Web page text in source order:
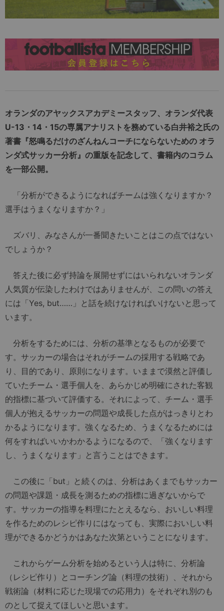
オランダのアヤックスアカデミースタッフ、オランダ代表
U-13・14・15の専属アナリストを務めている白井裕之氏の
著書『怒鳴るだけのざんねんコーチにならないための オラ
ンダ式サッカー分析』の重版を記念して、書籍内のコラム
を一部公開。
「分析ができるようになればチームは強くなりますか？
選手はうまくなりますか？」
ズバリ、みなさんが一番聞きたいことはこの点ではない
でしょうか？
答えた後に必ず持論を展開せずにはいられないオランダ
人気質が伝染したわけではありませんが、この問いの答え
には「Yes, but……」と話を続けなければいけないと思って
います。
分析をするためには、分析の基準となるものが必要で
す。サッカーの場合はそれがチームの採用する戦略であ
り、目的であり、原則になります。いままで漠然と評価し
ていたチーム・選手個人を、あらかじめ明確にされた客観
的指標に基づいて評価する。それによって、チーム・選手
個人が抱えるサッカーの問題や成長した点がはっきりとわ
かるようになります。強くなるため、うまくなるためには
何をすればいいかわかるようになるので、「強くなります
し、うまくなります」と言うことはできます。
この後に「but」と続くのは、分析はあくまでもサッカー
の問題や課題・成長を測るための指標に過ぎないからで
す。サッカーの指導を料理にたとえるなら、おいしい料理
を作るためのレシピ作りにはなっても、実際においしい料
理ができるかどうかはあなた次第ということになります。
これからゲーム分析を始めるという人は特に、分析論
（レシピ作り）とコーチング論（料理の技術）、それから
戦術論（材料に応じた現場での応用力）をそれぞれ別のも
のとして捉えてほしいと思います。